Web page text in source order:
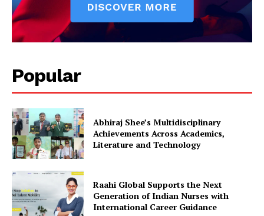
Popular
Abhiraj Shee’s Multidisciplinary
Achievements Across Academics,
Literature and Technology
Raahi Global Supports the Next
Generation of Indian Nurses with
International Career Guidance